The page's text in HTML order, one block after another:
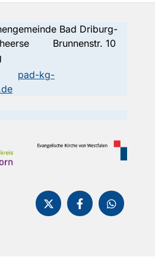
Bad Driburg-
Brunnenstr. 10
pad-kg-